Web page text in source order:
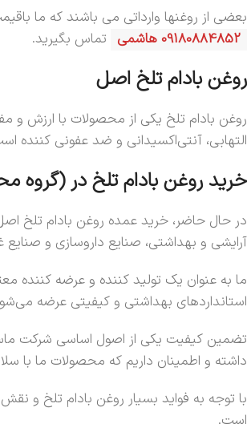
بعضی از روغنها وارداتی می باشند که ما
09180884852 هاشمی
تماس بگیرید.
روغن بادام تلخ اصل
روغن بادام تلخ یکی از محصولات با ارزش
التهابی، آنتی‌اکسیدانی و ضد عفونی کننده
خرید روغن بادام تلخ در
در حال حاضر، خرید عمده روغن بادام تلخ
آرایشی و بهداشتی، صنایع داروسازی و صنایع
ما به عنوان یک تولید کننده و عرضه کننده
استانداردهای بهداشتی و کیفیتی عرضه
تضمین کیفیت یکی از اصول اساسی شرکت
داشته و اطمینان داریم که محصولات ما
با توجه به فواید بسیار روغن بادام تلخ و
است.